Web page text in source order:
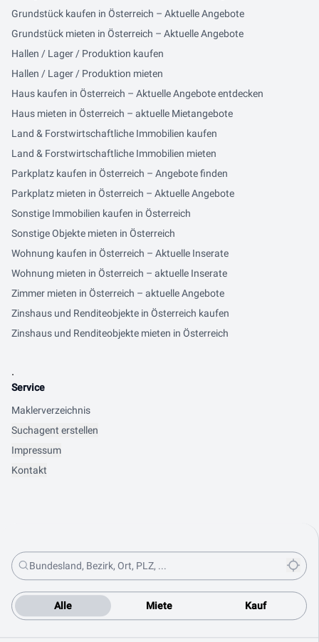
Alle Miete Kauf
Grundstück kaufen in Österreich – Aktuelle Angebote
Grundstück mieten in Österreich – Aktuelle Angebote
Hallen / Lager / Produktion kaufen
Hallen / Lager / Produktion mieten
Haus kaufen in Österreich – Aktuelle Angebote entdecken
Haus mieten in Österreich – aktuelle Mietangebote
Land & Forstwirtschaftliche Immobilien kaufen
Land & Forstwirtschaftliche Immobilien mieten
Parkplatz kaufen in Österreich – Angebote finden
Parkplatz mieten in Österreich – Aktuelle Angebote
Sonstige Immobilien kaufen in Österreich
Sonstige Objekte mieten in Österreich
Wohnung kaufen in Österreich – Aktuelle Inserate
Wohnung mieten in Österreich – aktuelle Inserate
Zimmer mieten in Österreich – aktuelle Angebote
Zinshaus und Renditeobjekte in Österreich kaufen
Zinshaus und Renditeobjekte mieten in Österreich
.
Service
Maklerverzeichnis
Suchagent erstellen
Impressum
Kontakt